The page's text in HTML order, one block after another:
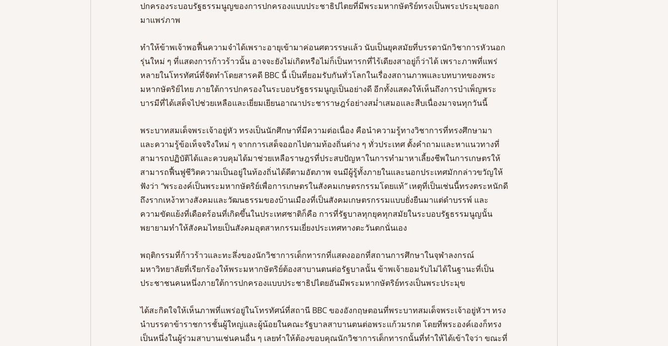
ปกครองระบอบรัฐธรรมนูญของการปกครองแบบประชาธิปไตยที่มีพระมหากษัตริย์ทรงเป็นพระประมุขออก
มาแพร่ภาพ
ทำให้ข้าพเจ้าพอฟื้นความจำได้เพราะอายุเข้ามาค่อนศตวรรษแล้ว นับเป็นยุคสมัยที่บรรดานักวิชาการหัวนอก
รุ่นใหม่ ๆ ที่แสดงการก้าวร้าวนั้น อาจจะยังไม่เกิดหรือไม่ก็เป็นทารกที่ไร้เดียงสาอยู่ก็ว่าได้ เพราะภาพที่แพร่
หลายในโทรทัศน์ที่จัดทำโดยสารคดี BBC นี้ เป็นที่ยอมรับกันทั่วโลกในเรื่องสถานภาพและบทบาทของพระ
มหากษัตริย์ไทย ภายใต้การปกครองในระบอบรัฐธรรมนูญเป็นอย่างดี อีกทั้งแสดงให้เห็นถึงการบำเพ็ญพระ
บารมีที่ได้เสด็จไปช่วยเหลือและเยี่ยมเยียนอาณาประชาราษฎร์อย่างสม่ำเสมอและสืบเนื่องมาจนทุกวันนี้
พระบาทสมเด็จพระเจ้าอยู่หัว ทรงเป็นนักศึกษาที่มีความต่อเนื่อง คือนำความรู้ทางวิชาการที่ทรงศึกษามา
และความรู้ข้อเท็จจริงใหม่ ๆ จากการเสด็จออกไปตามท้องถิ่นต่าง ๆ ทั่วประเทศ ตั้งคำถามและหาแนวทางที่
สามารถปฏิบัติได้และควบคุมได้มาช่วยเหลือราษฎรที่ประสบปัญหาในการทำมาหาเลี้ยงชีพในการเกษตรให้
สามารถฟื้นฟูชีวิตความเป็นอยู่ในท้องถิ่นได้ดีตามอัตภาพ จนมีผู้รู้ทั้งภายในและนอกประเทศมักกล่าวขวัญให้
ฟังว่า “พระองค์เป็นพระมหากษัตริย์เพื่อการเกษตรในสังคมเกษตรกรรมโดยแท้” เหตุที่เป็นเช่นนี้ทรงตระหนักดี
ถึงรากเหง้าทางสังคมและวัฒนธรรมของบ้านเมืองที่เป็นสังคมเกษตรกรรมแบบยั่งยืนมาแต่ดำบรรพ์ และ
ความขัดแย้งที่เดือดร้อนที่เกิดขึ้นในประเทศชาติก็คือ การที่รัฐบาลทุกยุคทุกสมัยในระบอบรัฐธรรมนูญนั้น
พยายามทำให้สังคมไทยเป็นสังคมอุตสาหกรรมเยี่ยงประเทศทางตะวันตกนั่นเอง
พฤติกรรมที่ก้าวร้าวและทะลึ่งของนักวิชาการเด็กทารกที่แสดงออกที่สถานการศึกษาในจุฬาลงกรณ์
มหาวิทยาลัยที่เรียกร้องให้พระมหากษัตริย์ต้องสาบานตนต่อรัฐบาลนั้น ข้าพเจ้ายอมรับไม่ได้ในฐานะที่เป็น
ประชาชนคนหนึ่งภายใต้การปกครองแบบประชาธิปไตยอันมีพระมหากษัตริย์ทรงเป็นพระประมุข
ได้สะกิดใจให้เห็นภาพที่แพร่อยู่ในโทรทัศน์ที่สถานี BBC ของอังกฤษตอนที่พระบาทสมเด็จพระเจ้าอยู่หัวฯ ทรง
นำบรรดาข้าราชการชั้นผู้ใหญ่และผู้น้อยในคณะรัฐบาลสาบานตนต่อพระแก้วมรกต โดยที่พระองค์เองก็ทรง
เป็นหนึ่งในผู้ร่วมสาบานเช่นคนอื่น ๆ เลยทำให้ต้องขอบคุณนักวิชาการเด็กทารกนั้นที่ทำให้ได้เข้าใจว่า ขณะที่